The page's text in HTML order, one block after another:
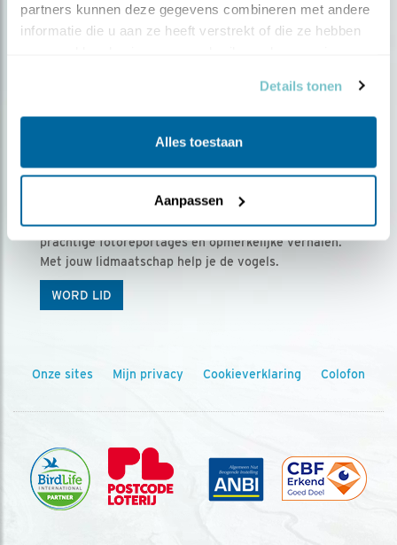
partners kunnen deze gegevens combineren met andere
informatie die u aan ze heeft verstrekt of die ze hebben
Details tonen
Alles toestaan
Aanpassen
Ontvang 5 x Vogels voor € 36,00 per jaar
Vogels is het tijdschrift voor onze leden, met
prachtige fotoreportages en opmerkelijke verhalen.
Met jouw lidmaatschap help je de vogels.
WORD LID
Onze sites Mijn privacy Cookieverklaring Colofon